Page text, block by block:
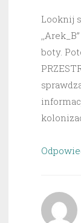
Looknij
boty.